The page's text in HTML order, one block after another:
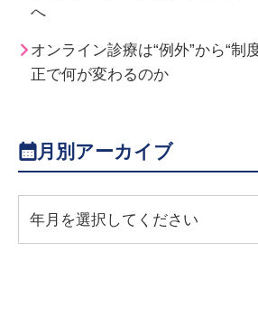
へ
オンライン診療は“例外”から“
正で何が変わるのか
月別アーカイブ
年月を選択してください